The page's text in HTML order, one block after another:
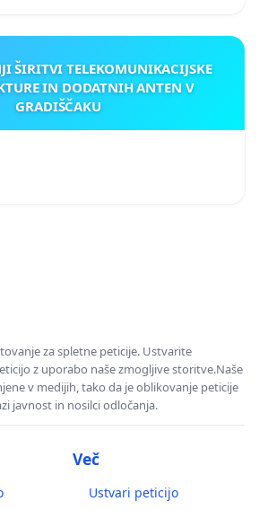
ŠIRITVI TELEKOMUNIKACIJSKE
IN DODATNIH ANTEN V
GRADIŠČAKU
za spletne peticije. Ustvarite
z uporabo naše zmogljive storitve.Naše
v medijih, tako da je oblikovanje peticije
javnost in nosilci odločanja.
Več
Ustvari peticijo